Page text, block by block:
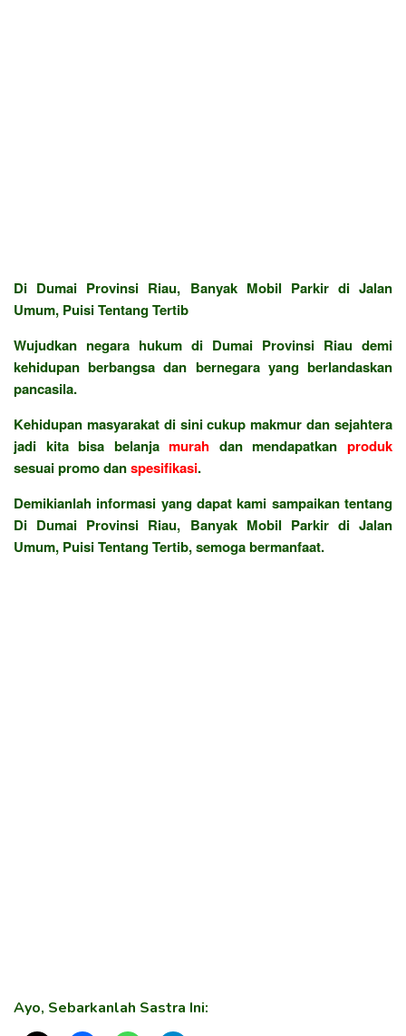
Di Dumai Provinsi Riau, Banyak Mobil Parkir di Jalan
Umum, Puisi Tentang Tertib
Wujudkan negara hukum di Dumai Provinsi Riau demi
kehidupan berbangsa dan bernegara yang berlandaskan
pancasila.
Kehidupan masyarakat di sini cukup makmur dan sejahtera
jadi kita bisa belanjamurah dan mendapatkanproduk
sesuai promo danspesifikasi.
Demikianlah informasi yang dapat kami sampaikan tentang
Di Dumai Provinsi Riau, Banyak Mobil Parkir di Jalan
Umum, Puisi Tentang Tertib, semoga bermanfaat.
Ayo, Sebarkanlah Sastra Ini: